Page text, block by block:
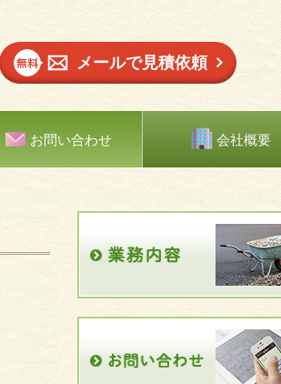
メールで見積依頼
お問い合わせ 会社概要